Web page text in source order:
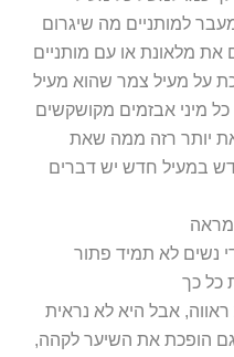
למותניים מה שיגרום
את מלאונת או עם מותניים
על מעיל צמר שהוא מעיל
מיני אבזמים מקושקשים
יותר רזה ממה שאת
במעיל חדש יש דברים
נשים לא תמיד פתור
כל כך
אבל היא לא נראית
הופכת את השיער לקהה,